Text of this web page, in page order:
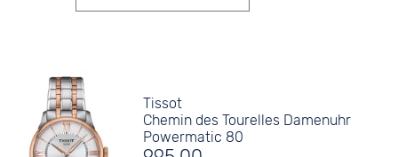
Tissot
Chemin des Tourelles Damenuhr
Powermatic 80